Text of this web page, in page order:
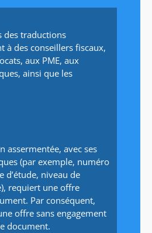
des traductions
à des conseillers fiscaux,
aux PME, aux
ainsi que les
assermentée, avec ses
(par exemple, numéro
d’étude, niveau de
requiert une offre
Par conséquent,
offre sans engagement
document.